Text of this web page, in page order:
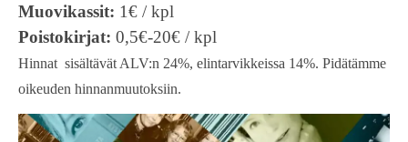
Muovikassit: 1€ / kpl
Poistokirjat: 0,5€-20€ / kpl
Hinnat sisältävät ALV:n 24%, elintarvikkeissa 14%. Pidätämme
oikeuden hinnanmuutoksiin.